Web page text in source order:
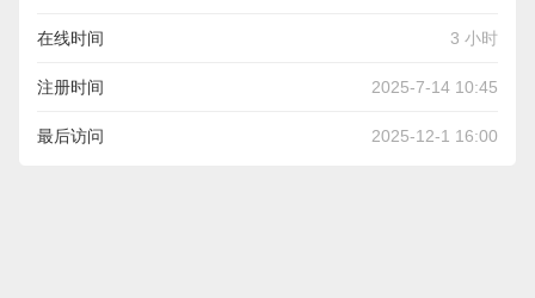
在线时间 3 小时
注册时间 2025-7-14 10:45
最后访问 2025-12-1 16:00